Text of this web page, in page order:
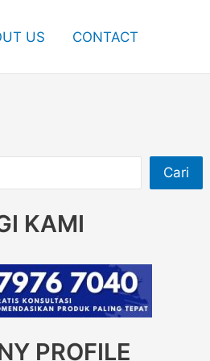
US CONTACT
Cari
KAMI
PROFILE